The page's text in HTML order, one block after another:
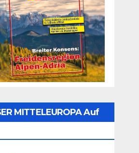
MITTELEUROPA Auf